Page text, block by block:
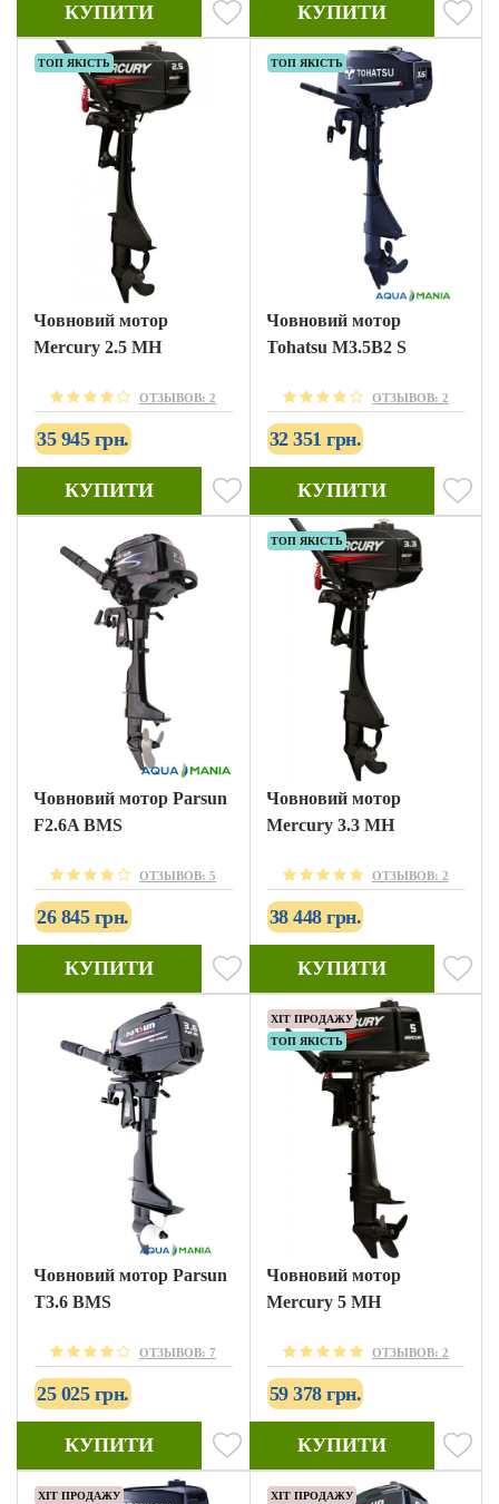
КУПИТИ КУПИТИ
ТОП ЯКІСТЬ
Човновий мотор
Mercury 2.5 MH
ОТЗЫВОВ: 2
35 945 грн.
КУПИТИ
ТОП ЯКІСТЬ
Човновий мотор
Tohatsu M3.5B2 S
ОТЗЫВОВ: 2
32 351 грн.
КУПИТИ
Човновий мотор Parsun
F2.6A BMS
ОТЗЫВОВ: 5
26 845 грн.
КУПИТИ
ТОП ЯКІСТЬ
Човновий мотор
Mercury 3.3 MH
ОТЗЫВОВ: 2
38 448 грн.
КУПИТИ
Човновий мотор Parsun
T3.6 BMS
ОТЗЫВОВ: 7
25 025 грн.
КУПИТИ
ХІТ ПРОДАЖУ
ТОП ЯКІСТЬ
Човновий мотор
Mercury 5 MH
ОТЗЫВОВ: 2
59 378 грн.
КУПИТИ
ХІТ ПРОДАЖУ
ХІТ ПРОДАЖУ